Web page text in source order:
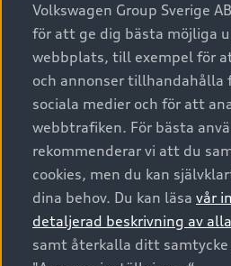
A6 modellerna
SUV
Avant
Audi Sport
Privatleasing
Nya bilar i lager
Begagnade bilar i lager
Audi approved :plus - så gott
Finansiering
Audi exclusive
Provkörning
Service & tillbehör
Audi digital services
Originaltillbehör - köp online
Garantier
Försäkring
Digitala manualer för din Audi
Audi Collection – livsstilsartiklar
Tjänstebil
Tjänstebil
Business lease online
Företagsleasing
Om Audi Sverige
Kontakta oss
Audi Återförsäljare/-
myAudi
© 2026 AUDI SVERIGE. All
Utgivare Juridiskt
Juridiskt
Volkswagen Group Sverige
för att ge dig bästa möjliga
webbplats, till exempel för
och annonser tillhandahålla
sociala medier och för att
webbtrafiken. För bästa
rekommenderar vi att du
cookies, men du kan
dina behov. Du kan läsa vår
detaljerad beskrivning av
samt återkalla ditt